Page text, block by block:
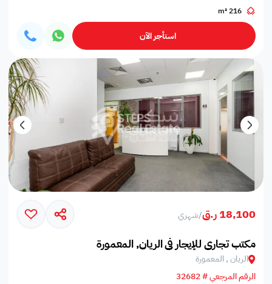
216 m²
استأجر الآن
18,100 ر.ق /شهري
مكتب تجاري للإيجار في الريان, المعمورة
الريان , المعمورة
الرقم المرجعي # 32682